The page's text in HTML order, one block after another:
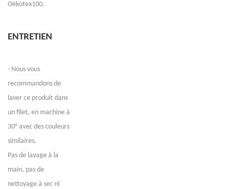
Oëkotex100.
ENTRETIEN
- Nous vous
recommandons de
laver ce produit dans
un filet, en machine à
30° avec des couleurs
similaires.
Pas de lavage à la
main, pas de
nettoyage à sec ni